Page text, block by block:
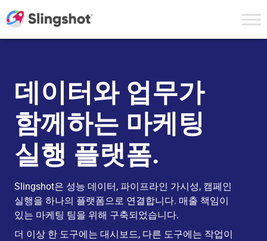
데이터와 업무가
함께하는 마케팅
실행 플랫폼.
Slingshot은 성능 데이터, 파이프라인 가시성, 캠페인
실행을 하나의 플랫폼으로 연결합니다. 매출 책임이
있는 마케팅 팀을 위해 구축되었습니다.
더 이상 한 도구에는 대시보드, 다른 도구에는 작업이